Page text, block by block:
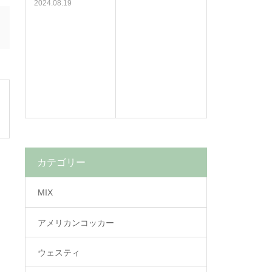
2024.08.19
カテゴリー
MIX
アメリカンコッカー
ウェスティ